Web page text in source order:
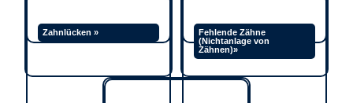
Zahnlücken »
Fehlende Zähne
(Nichtanlage von
Zähnen)»